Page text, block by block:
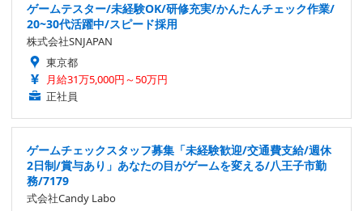
ゲームテスター/未経験OK/研修充実/かんたんチェック作業/
20~30代活躍中/スピード採用
株式会社SNJAPAN
東京都
月給31万5,000円～50万円
正社員
ゲームチェックスタッフ募集「未経験歓迎/交通費支給/週休
2日制/賞与あり」あなたの目がゲームを変える/八王子市勤
務/7179
式会社Candy Labo